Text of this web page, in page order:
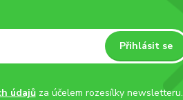
Přihlásit se
údajůza účelem rozesílky newsletteru.